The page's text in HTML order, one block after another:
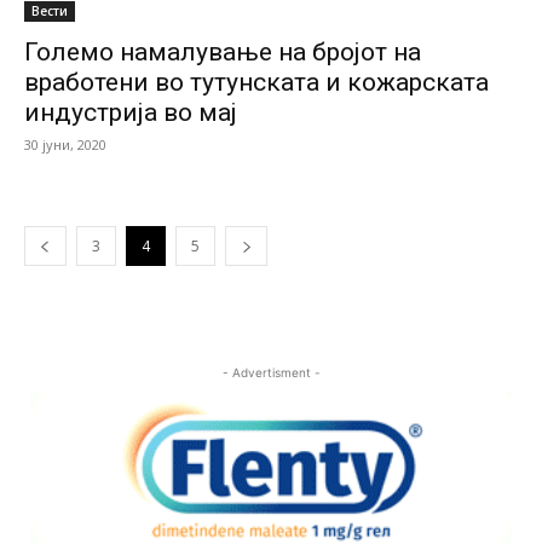
Вести
Големо намалување на бројот на
вработени во тутунската и кожарската
индустрија во мај
30 јуни, 2020
3 4 5
- Advertisment -